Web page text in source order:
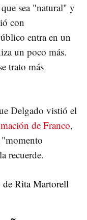
sea "natural" y
con
entra en un
un poco más.
trato más
Delgado vistió el
de Franco,
"momento
recuerde.